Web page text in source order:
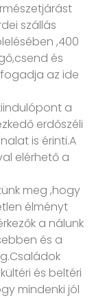
szállás
,400
és
az ide
a
erdőszéli
is érinti.A
elérhető a
meg ,hogy
élményt
a nálunk
és a
és beltéri
mindenki jól